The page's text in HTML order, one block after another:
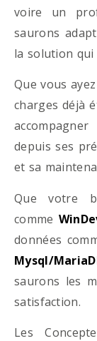
voire un
saurons
la solution qui
Que vous
charges déjà
depuis ses
et sa
Que votre
comme
données
Mysql/
saurons les
satisfaction.
Les